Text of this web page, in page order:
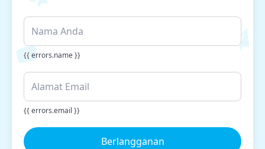
{{ errors.name }}
{{ errors.email }}
Berlangganan